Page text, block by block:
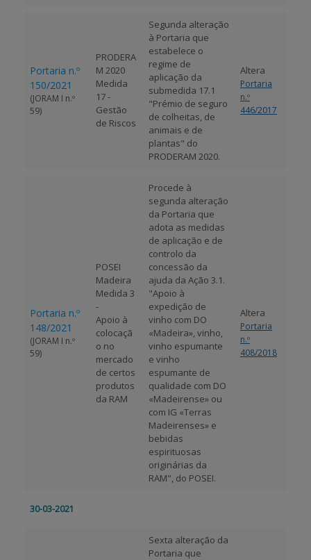
Portaria n.º
150/2021
(JORAM I n.º
59)
PRODERA
M 2020
Medida
17 -
Gestão
de Riscos
Segunda alteração
à Portaria que
estabelece o
regime de
aplicação da
submedida 17.1
"Prémio de seguro
de colheitas, de
animais e de
plantas" do
PRODERAM 2020.
Altera
Portaria
n.º
446/2017
Portaria n.º
148/2021
(JORAM I n.º
59)
POSEI
Madeira
Medida 3
-
Apoio à
colocaçã
o no
mercado
de certos
produtos
da RAM
Procede à
segunda alteração
da Portaria que
adota as medidas
de aplicação e de
controlo da
concessão da
ajuda da Ação 3.1.
"Apoio à
expedição de
vinho com DO
«Madeira», vinho,
vinho espumante
e vinho
espumante de
qualidade com DO
«Madeirense» ou
com IG «Terras
Madeirenses» e
bebidas
espirituosas
originárias da
RAM", do POSEI.
Altera
Portaria
n.º
408/2018
30-03-2021
Sexta alteração da
Portaria que